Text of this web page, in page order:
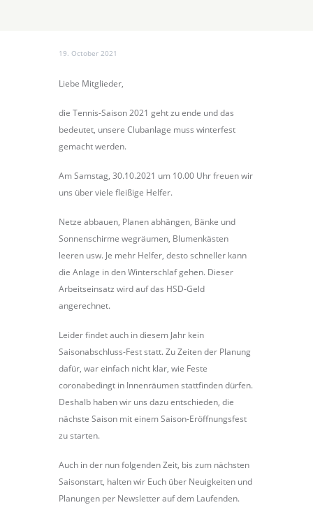
19. October 2021
Liebe Mitglieder,
die Tennis-Saison 2021 geht zu ende und das
bedeutet, unsere Clubanlage muss winterfest
gemacht werden.
Am Samstag, 30.10.2021 um 10.00 Uhr freuen wir
uns über viele fleißige Helfer.
Netze abbauen, Planen abhängen, Bänke und
Sonnenschirme wegräumen, Blumenkästen
leeren usw. Je mehr Helfer, desto schneller kann
die Anlage in den Winterschlaf gehen. Dieser
Arbeitseinsatz wird auf das HSD-Geld
angerechnet.
Leider findet auch in diesem Jahr kein
Saisonabschluss-Fest statt. Zu Zeiten der Planung
dafür, war einfach nicht klar, wie Feste
coronabedingt in Innenräumen stattfinden dürfen.
Deshalb haben wir uns dazu entschieden, die
nächste Saison mit einem Saison-Eröffnungsfest
zu starten.
Auch in der nun folgenden Zeit, bis zum nächsten
Saisonstart, halten wir Euch über Neuigkeiten und
Planungen per Newsletter auf dem Laufenden.